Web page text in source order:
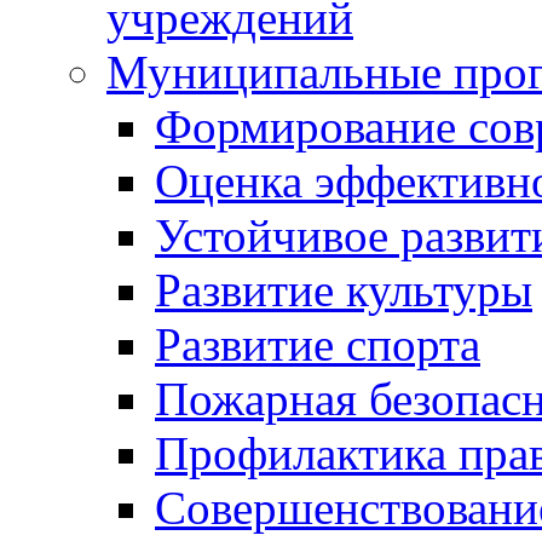
учреждений
Муниципальные
Формирование
Оценка
Устойчивое
Развитие культуры
Развитие спорта
Пожарная
Профилактика